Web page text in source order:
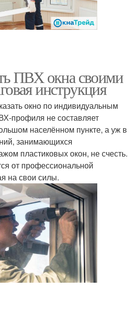
ПВХ окна своими
инструкция
окно по индивидуальным
профиля не составляет
населённом пункте, а уж в
занимающихся
пластиковых окон, не счесть.
от профессиональной
на свои силы.